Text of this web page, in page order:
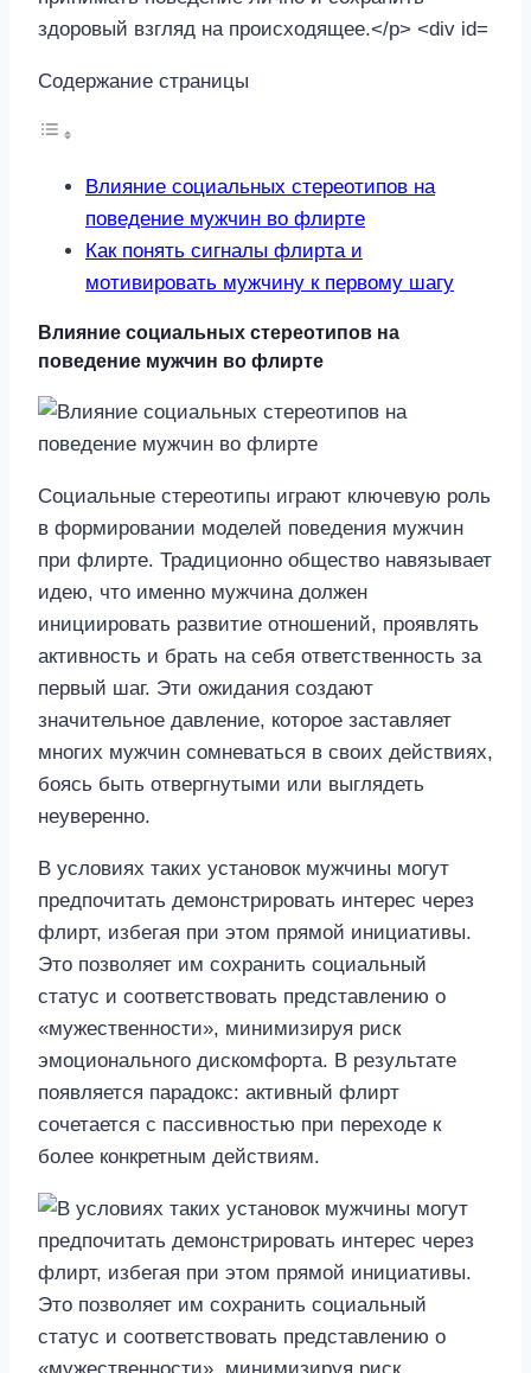
Содержание страницы
Влияние социальных стереотипов на
поведение мужчин во флирте
Как понять сигналы флирта и
мотивировать мужчину к первому шагу
Влияние социальных стереотипов на
поведение мужчин во флирте
Социальные стереотипы играют ключевую роль
в формировании моделей поведения мужчин
при флирте. Традиционно общество навязывает
идею, что именно мужчина должен
инициировать развитие отношений, проявлять
активность и брать на себя ответственность за
первый шаг. Эти ожидания создают
значительное давление, которое заставляет
многих мужчин сомневаться в своих действиях,
боясь быть отвергнутыми или выглядеть
неуверенно.
В условиях таких установок мужчины могут
предпочитать демонстрировать интерес через
флирт, избегая при этом прямой инициативы.
Это позволяет им сохранить социальный
статус и соответствовать представлению о
«мужественности», минимизируя риск
эмоционального дискомфорта. В результате
появляется парадокс: активный флирт
сочетается с пассивностью при переходе к
более конкретным действиям.